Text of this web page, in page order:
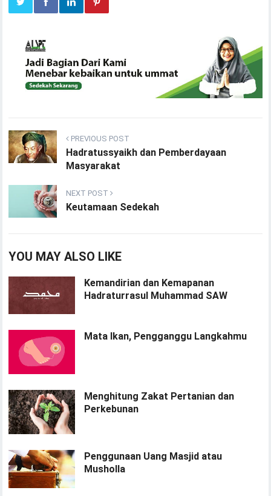
PREVIOUS POST
Hadratussyaikh dan Pemberdayaan
Masyarakat
NEXT POST
Keutamaan Sedekah
YOU MAY ALSO LIKE
Kemandirian dan Kemapanan
Hadraturrasul Muhammad SAW
Mata Ikan, Pengganggu Langkahmu
Menghitung Zakat Pertanian dan
Perkebunan
Penggunaan Uang Masjid atau
Musholla